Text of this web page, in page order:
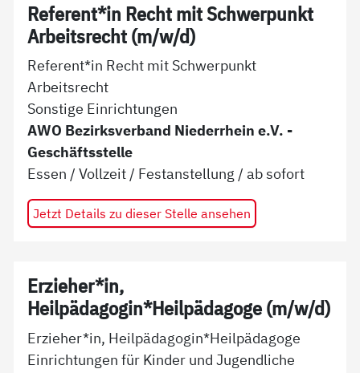
Referent*in Recht mit Schwerpunkt
Arbeitsrecht (m/w/d)
Referent*in Recht mit Schwerpunkt
Arbeitsrecht
Sonstige Einrichtungen
AWO Bezirksverband Niederrhein e.V. -
Geschäftsstelle
Essen /Vollzeit / Festanstellung / absofort
Jetzt Details zu dieser Stelle ansehen
Erzieher*in,
Heilpädagogin*Heilpädagoge (m/w/d)
Erzieher*in, Heilpädagogin*Heilpädagoge
Einrichtungen für Kinder und Jugendliche